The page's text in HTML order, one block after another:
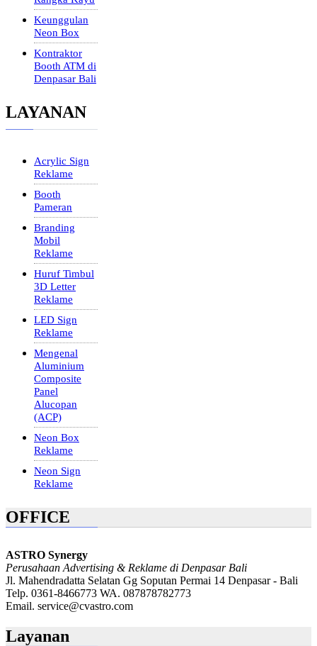
Keunggulan
Neon Box
Kontraktor
Booth ATM di
Denpasar Bali
LAYANAN
Acrylic Sign
Reklame
Booth
Pameran
Branding
Mobil
Reklame
Huruf Timbul
3D Letter
Reklame
LED Sign
Reklame
Mengenal
Aluminium
Composite
Panel
Alucopan
(ACP)
Neon Box
Reklame
Neon Sign
Reklame
OFFICE
ASTRO Synergy
Perusahaan Advertising & Reklame di Denpasar Bali
Jl. Mahendradatta Selatan Gg Soputan Permai 14 Denpasar - Bali
Telp. 0361-8466773 WA. 087878782773
Email. service@cvastro.com
Layanan